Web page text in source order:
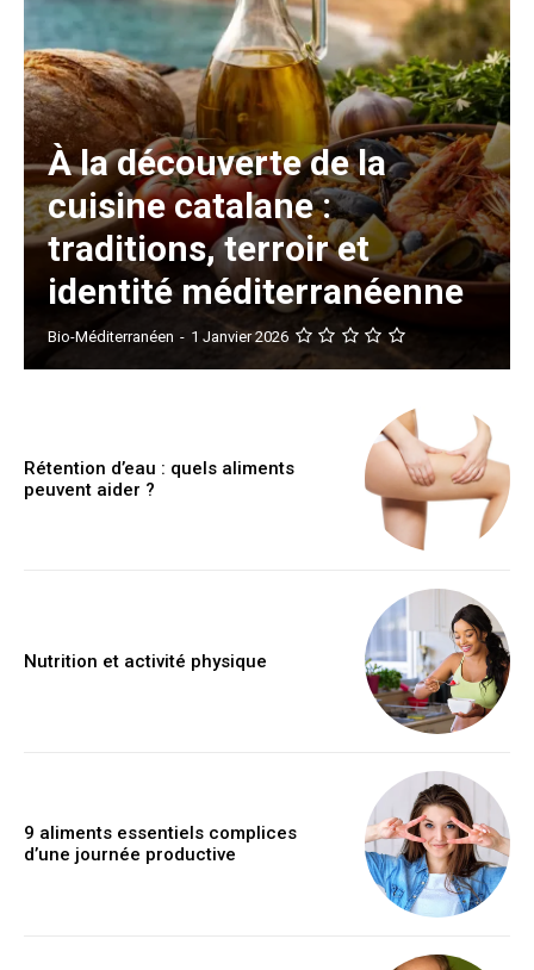
À la découverte de la
cuisine catalane :
traditions, terroir et
identité méditerranéenne
Bio-Méditerranéen - 1 Janvier 2026
Rétention d’eau : quels aliments
peuvent aider ?
Nutrition et activité physique
9 aliments essentiels complices
d’une journée productive